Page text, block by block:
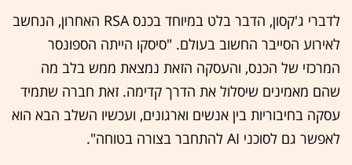
לדברי ג'קסון, הדבר בלט במיוחד בכנס RSA האחרון, הנחשב
לאירוע הסייבר החשוב בעולם. "סיסקו הייתה הספונסר
המרכזי של הכנס, והעסקה הזאת נמצאת ממש בלב מה
שהם מאמינים שיסלול את הדרך קדימה. זאת חברה שתמיד
עסקה בחיבוריות בין אנשים וארגונים, ועכשיו השלב הבא הוא
לאפשר גם לסוכני AI להתחבר בצורה בטוחה".